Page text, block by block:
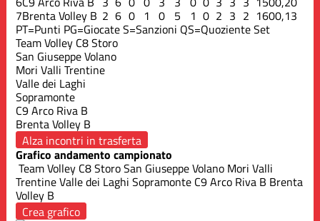
7Brenta Volley B 2 6 0 1 0 5 1 0 2 3 2 1600,13
PT=Punti PG=GiocateS=Sanzioni QS=Quoziente Set
Team Volley C8 Storo
San Giuseppe Volano
Mori Valli Trentine
Valle dei Laghi
Sopramonte
C9 Arco Riva B
Brenta Volley B
Alza incontri in trasferta
Grafico andamento campionato
Team Volley C8 StoroSan Giuseppe Volano Mori Valli
TrentineValle dei Laghi Sopramonte C9 Arco Riva B Brenta
Volley B
Crea grafico